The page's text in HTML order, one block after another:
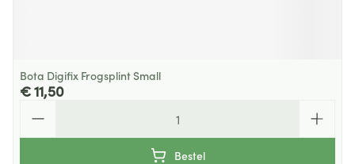
Bota Digifix Frogsplint Small
€ 11,50
Bestel